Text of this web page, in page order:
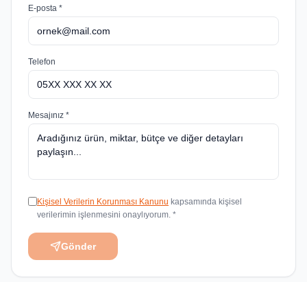
E-posta *
Telefon
Mesajınız *
Kişisel Verilerin Korunması Kanunu kapsamında kişisel
verilerimin işlenmesini onaylıyorum. *
Gönder